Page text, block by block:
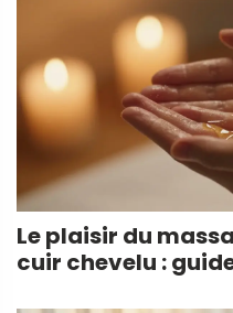
Le plaisir du
cuir chevelu :